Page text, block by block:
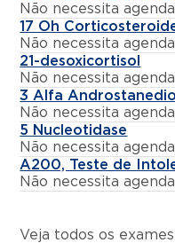
Não necessita
17 Oh
Não necessita
21-desoxicortisol
Não necessita
3 Alfa
Não necessita
5 Nucleotidase
Não necessita
A200, Teste de
Não necessita
Veja todos os exames